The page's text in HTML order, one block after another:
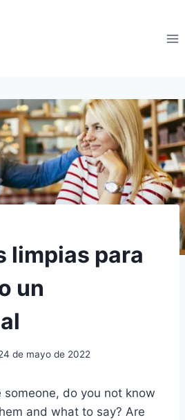
limpias para
un
de mayo de 2022
someone, do you not know
and what to say? Are